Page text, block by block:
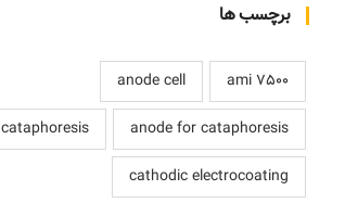
برچسب ها
ami 7500
anode cell
anode for cataphoresis
cataphoresis
cathodic electrocoating